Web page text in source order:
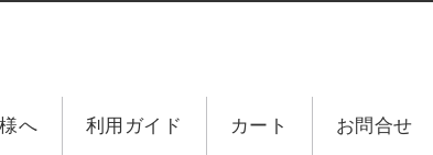
へ 利用ガイド カート お問合せ